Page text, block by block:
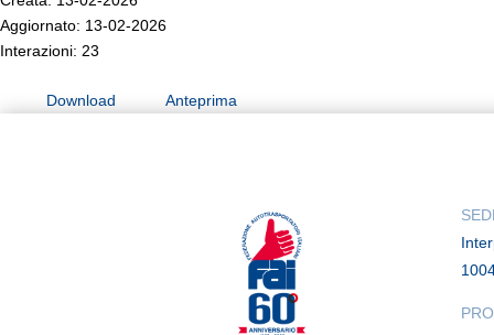
Aggiornato: 13-02-2026
Interazioni: 23
Download Anteprima